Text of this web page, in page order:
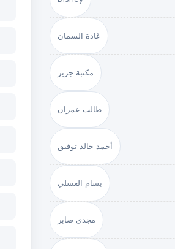
غادة السمان
مكتبة جرير
طالب عمران
أحمد خالد توفيق
بسام العسلي
مجدي صابر